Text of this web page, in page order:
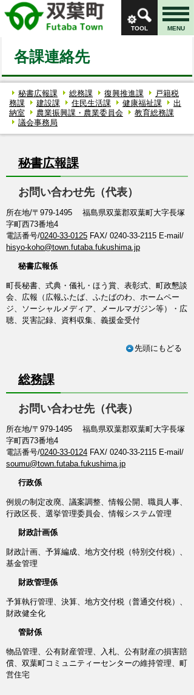
TOOL MENU
各課連絡先
秘書広報課 総務課 復興推進課
戸籍税
務課
建設課 住民生活課 健康福祉課
出
納室
農業振興課・農業委員会
教育総務課
議会事務局
秘書広報課
お問い合わせ先（代表）
所在地/〒979-1495 福島県双葉郡双葉町大字長塚
字町西73番地4
電話番号/0240-33-0125 FAX/ 0240-33-2115 E-mail/
hisyo-koho@town.futaba.fukushima.jp
秘書広報係
町長秘書、式典・儀礼・ほう賞、表彰式、町政懇談
会、広報（広報ふたば、ふたばのわ、ホームペー
ジ、ソーシャルメディア、メールマガジン等）・広
聴、災害記録、資料収集、義援金受付
先頭にもどる
総務課
お問い合わせ先（代表）
所在地/〒979-1495 福島県双葉郡双葉町大字長塚
字町西73番地4
電話番号/0240-33-0124 FAX/ 0240-33-2115 E-mail/
soumu@town.futaba.fukushima.jp
行政係
例規の制定改廃、議案調整、情報公開、職員人事、
行政区長、選挙管理委員会、情報システム管理
財政計画係
財政計画、予算編成、地方交付税（特別交付税）、
基金管理
財政管理係
予算執行管理、決算、地方交付税（普通交付税）、
財政健全化
管財係
物品管理、公有財産管理、入札、公有財産の損害賠
償、双葉町コミュニティーセンターの維持管理、町
営住宅